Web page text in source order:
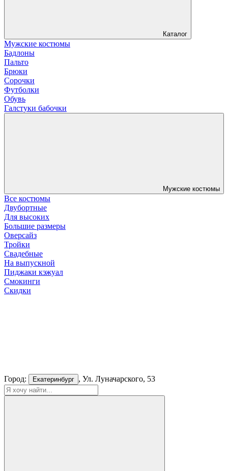
Каталог
Мужские костюмы
Бадлоны
Пальто
Брюки
Сорочки
Футболки
Обувь
Галстуки бабочки
Мужские костюмы
Все костюмы
Двубортные
Для высоких
Большие размеры
Оверсайз
Тройки
Свадебные
На выпускной
Пиджаки кэжуал
Смокинги
Скидки
Город: Екатеринбург , Ул. Луначарского, 53